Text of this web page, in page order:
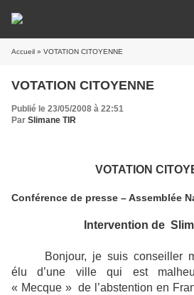
Accueil » VOTATION CITOYENNE
VOTATION CITOYENNE
Publié le 23/05/2008 à 22:51
Par Slimane TIR
VOTATION
Conférence de presse – Assemblée
Intervention de
Bonjour, je suis conseiller
élu d’une ville qui est
« Mecque » de l’abstention en